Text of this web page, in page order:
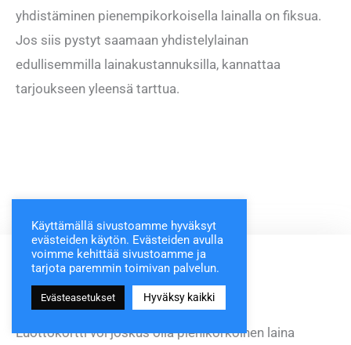
yhdistäminen pienempikorkoisella lainalla on fiksua.
Jos siis pystyt saamaan yhdistelylainan
edullisemmilla lainakustannuksilla, kannattaa
tarjoukseen yleensä tarttua.
Luottokortti voi joskus olla pienikorkoinen laina
Käyttämällä sivustoamme hyväksyt
evästeiden käytön. Evästeiden avulla
voimme kehittää sivustoamme ja
tarjota paremmin toimivan palvelun.
Evästeasetukset Hyväksy kaikki